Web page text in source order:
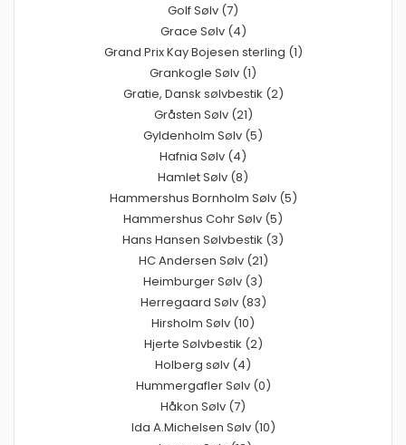
Golf Sølv (7)
Grace Sølv (4)
Grand Prix Kay Bojesen sterling (1)
Grankogle Sølv (1)
Gratie, Dansk sølvbestik (2)
Gråsten Sølv (21)
Gyldenholm Sølv (5)
Hafnia Sølv (4)
Hamlet Sølv (8)
Hammershus Bornholm Sølv (5)
Hammershus Cohr Sølv (5)
Hans Hansen Sølvbestik (3)
HC Andersen Sølv (21)
Heimburger Sølv (3)
Herregaard Sølv (83)
Hirsholm Sølv (10)
Hjerte Sølvbestik (2)
Holberg sølv (4)
Hummergafler Sølv (0)
Håkon Sølv (7)
Ida A.Michelsen Sølv (10)